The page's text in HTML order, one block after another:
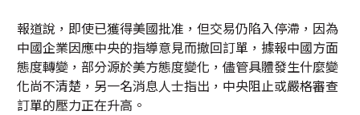
報道說，即使已獲得美國批准，但交易仍陷入停滯，因為
中國企業因應中央的指導意見而撤回訂單，據報中國方面
態度轉變，部分源於美方態度變化，儘管具體發生什麼變
化尚不清楚，另一名消息人士指出，中央阻止或嚴格審查
訂單的壓力正在升高。